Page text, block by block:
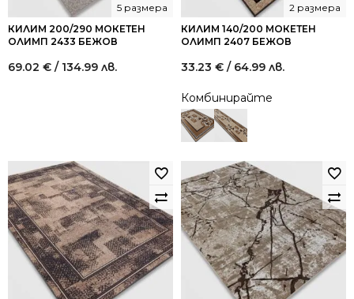
КИЛИМ 200/290 МОКЕТЕН
ОЛИМП 2433 БЕЖОВ
5 размера
69.02 € / 134.99 лв.
КИЛИМ 140/200 МОКЕТЕН
ОЛИМП 2407 БЕЖОВ
2 размера
33.23 € / 64.99 лв.
Комбинирайте